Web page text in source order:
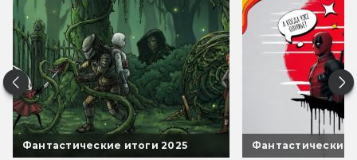
Фантастические итоги 2025 Фантастические